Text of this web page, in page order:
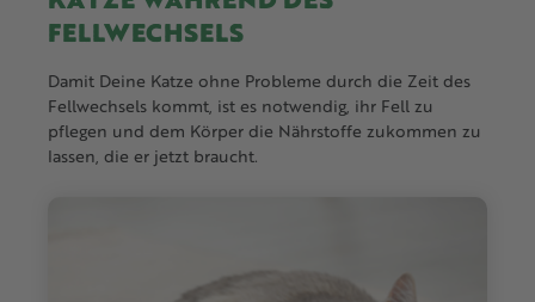
FELLWECHSELS
Damit Deine Katze ohne Probleme durch die Zeit des
Fellwechsels kommt, ist es notwendig, ihr Fell zu
pflegen und dem Körper die Nährstoffe zukommen zu
lassen, die er jetzt braucht.